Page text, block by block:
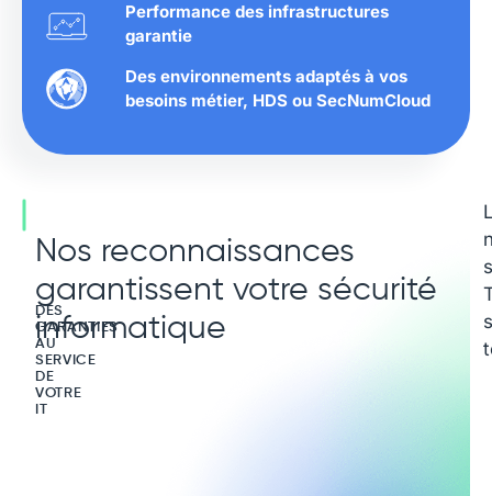
Performance des infrastructures
garantie
Des environnements adaptés à vos
besoins métier, HDS ou SecNumCloud
DES
GARANTIES
AU
SERVICE
DE
VOTRE
Nos reconnaissances
garantissent votre sécurité
informatique